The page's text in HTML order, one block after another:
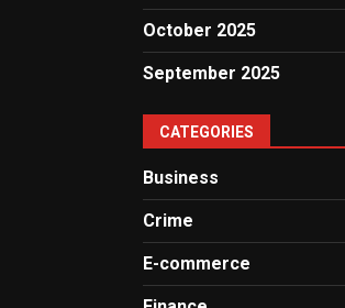
October 2025
September 2025
CATEGORIES
Business
Crime
E-commerce